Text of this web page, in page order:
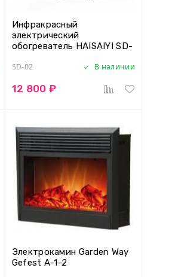
Инфракрасный
электрический
обогреватель HAISAIYI SD-
SD-02 В наличии
12 800 ₽
Электрокамин Garden Way
Gefest A-1-2